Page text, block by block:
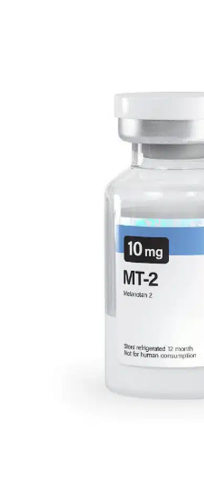
Tesamorelin
Θυμοσίνη άλφα
Θυμοσίνη βήτα TB-500
Triptorelin GnRH
Απώλεια βάρους
Τειρζεπατίδη